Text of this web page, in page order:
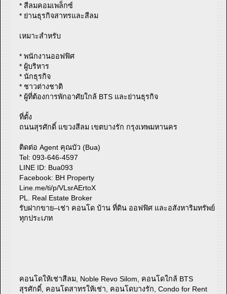
* สีลมคอมเพล็กซ์
* ย่านธุรกิจสาทรและสีลม
เหมาะสำหรับ
* พนักงานออฟฟิศ
* ผู้บริหาร
* นักธุรกิจ
* ชาวต่างชาติ
* ผู้ที่ต้องการพักอาศัยใกล้ BTS และย่านธุรกิจ
ที่ตั้ง
ถนนสุรศักดิ์ แขวงสีลม เขตบางรัก กรุงเทพมหานคร
ติดต่อ Agent คุณบัว (Bua)
Tel: 093-646-4597
LINE ID: Bua093
Facebook: BH Property
Line.me/ti/p/VLsrAErtoX
PL. Real Estate Broker
รับฝากขาย–เช่า คอนโด บ้าน ที่ดิน ออฟฟิศ และอสังหาริมทรัพย์
ทุกประเภท
คอนโดให้เช่าสีลม, Noble Revo Silom, คอนโดใกล้ BTS
สุรศักดิ์, คอนโดสาทรให้เช่า, คอนโดบางรัก, Condo for Rent